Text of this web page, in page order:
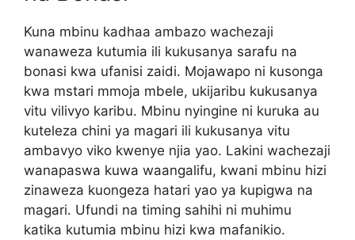
Kuna mbinu kadhaa ambazo wachezaji
wanaweza kutumia ili kukusanya sarafu na
bonasi kwa ufanisi zaidi. Mojawapo ni kusonga
kwa mstari mmoja mbele, ukijaribu kukusanya
vitu vilivyo karibu. Mbinu nyingine ni kuruka au
kuteleza chini ya magari ili kukusanya vitu
ambavyo viko kwenye njia yao. Lakini wachezaji
wanapaswa kuwa waangalifu, kwani mbinu hizi
zinaweza kuongeza hatari yao ya kupigwa na
magari. Ufundi na timing sahihi ni muhimu
katika kutumia mbinu hizi kwa mafanikio.